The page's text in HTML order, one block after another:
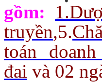
gồm:
truyền,5.
toán
đai và 02